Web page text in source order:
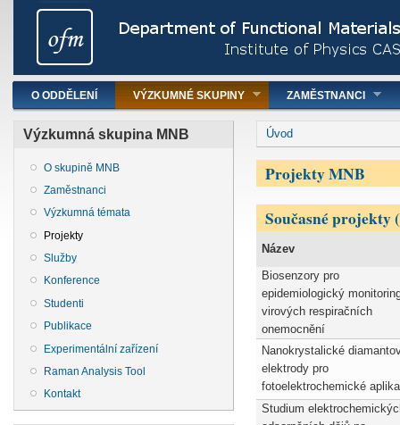
Hlavní menu
O ODDĚLENÍ VÝZKUMNÉ SKUPINY ZAMĚSTNANCI
Výzkumná skupina MNB
O skupině MNB
Zaměstnanci
Výzkumná témata
Projekty
Služby
Konference
Studenti
Publikace
Experimentální zařízení
Raman Analysis Tool
Kontakt
You are here
Úvod
Projekty MNB
Současné projekty
Název
Biosenzory pro
epidemiologický
virových respiračních
onemocnění
Nanokrystalické
elektrody pro
fotoelektrochemické
Studium